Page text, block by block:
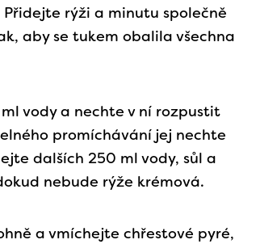
rýži a minutu společně
aby se tukem obalila všechna
vody a nechte v ní rozpustit
promíchávání jej nechte
dalších 250 ml vody, sůl a
nebude rýže krémová.
a vmíchejte chřestové pyré,